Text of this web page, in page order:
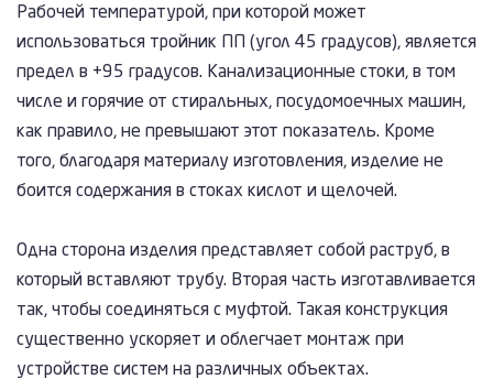
Рабочей температурой, при которой может
использоваться тройник ПП (угол 45 градусов), является
предел в +95 градусов. Канализационные стоки, в том
числе и горячие от стиральных, посудомоечных машин,
как правило, не превышают этот показатель. Кроме
того, благодаря материалу изготовления, изделие не
боится содержания в стоках кислот и щелочей.
Одна сторона изделия представляет собой раструб, в
который вставляют трубу. Вторая часть изготавливается
так, чтобы соединяться с муфтой. Такая конструкция
существенно ускоряет и облегчает монтаж при
устройстве систем на различных объектах.